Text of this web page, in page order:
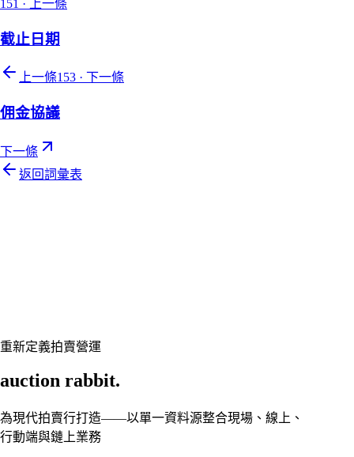
151 · 上一條
截止日期
上一條153 · 下一條
佣金協議
下一條
返回詞彙表
重新定義拍賣營運
auction rabbit.
為現代拍賣行打造——以單一資料源整合現場、線上、
行動端與鏈上業務